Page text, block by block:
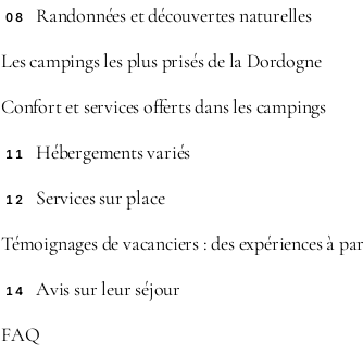
08 Randonnées et découvertes naturelles
Les campings les plus prisés de la Dordogne
Confort et services offerts dans les campings
11 Hébergements variés
12 Services sur place
Témoignages de vacanciers : des expériences à
14 Avis sur leur séjour
FAQ